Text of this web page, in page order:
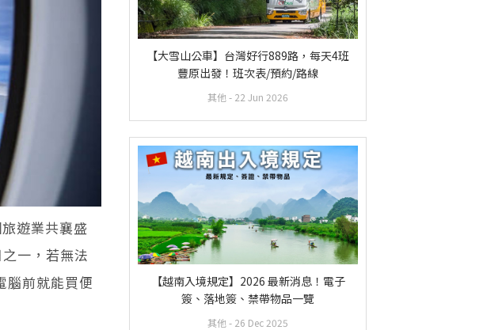
【大雪山公車】台灣好行889路，每天4班
豐原出發！班次表/預約/路線
其他 - 22 Jun 2026
【越南入境規定】2026 最新消息！電子
簽、落地簽、禁帶物品一覽
其他 - 26 Dec 2025
遊業共襄盛
一，若無法
腦前就能買便